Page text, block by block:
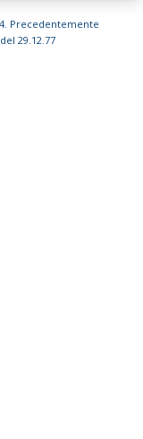
Precedentemente
29.12.77